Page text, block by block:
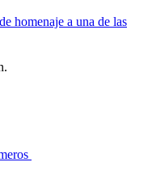
homenaje a una de las